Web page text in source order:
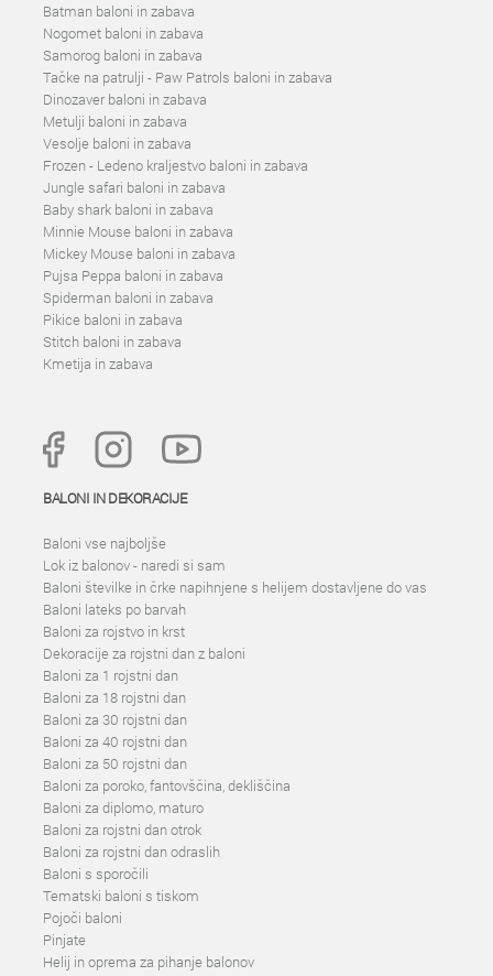
Batman baloni in zabava
Nogomet baloni in zabava
Samorog baloni in zabava
Tačke na patrulji - Paw Patrols baloni in zabava
Dinozaver baloni in zabava
Metulji baloni in zabava
Vesolje baloni in zabava
Frozen - Ledeno kraljestvo baloni in zabava
Jungle safari baloni in zabava
Baby shark baloni in zabava
Minnie Mouse baloni in zabava
Mickey Mouse baloni in zabava
Pujsa Peppa baloni in zabava
Spiderman baloni in zabava
Pikice baloni in zabava
Stitch baloni in zabava
Kmetija in zabava
BALONI IN DEKORACIJE
Baloni vse najboljše
Lok iz balonov - naredi si sam
Baloni številke in črke napihnjene s helijem dostavljene do vas
Baloni lateks po barvah
Baloni za rojstvo in krst
Dekoracije za rojstni dan z baloni
Baloni za 1 rojstni dan
Baloni za 18 rojstni dan
Baloni za 30 rojstni dan
Baloni za 40 rojstni dan
Baloni za 50 rojstni dan
Baloni za poroko, fantovščina, dekliščina
Baloni za diplomo, maturo
Baloni za rojstni dan otrok
Baloni za rojstni dan odraslih
Baloni s sporočili
Tematski baloni s tiskom
Pojoči baloni
Pinjate
Helij in oprema za pihanje balonov